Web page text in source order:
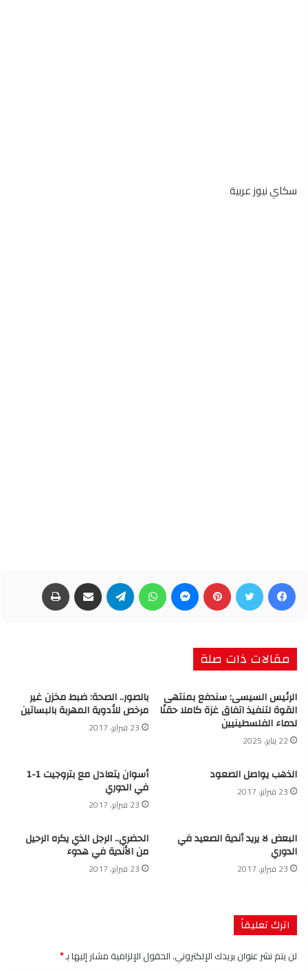
سكاي نيوز عربية
فيسبوك تويتر بينتيريست ماسنجر واتساب تيلقرام مشاركة عبر البريد
مقالات ذات صلة
الرئيس السيسى: سندفع بمنتهى
القوة لتنفيذ اتفاق غزة كاملا حقنًا
لدماء الفلسطينيين
22 يناير، 2025
بالصور.. الصحة: ضبط مخزن غير
مرخص للأدوية المهربة بالبساتين
23 فبراير، 2017
الذهب يواصل الصعود
23 فبراير، 2017
أسوان يتعادل مع بتروجيت 1-1
في الدوري
23 فبراير، 2017
البعض لا يريد أندية الصعيد في
الدوري
23 فبراير، 2017
الحضري.. الرجل الذي يكره الرحيل
من الأندية في هدوء
23 فبراير، 2017
اترك تعليقاً
لن يتم نشر عنوان بريدك الإلكتروني.الحقول الإلزامية مشار إليها بـ*